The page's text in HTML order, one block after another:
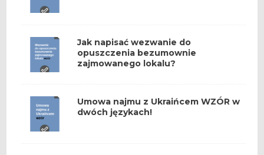
Jak napisać wezwanie do
opuszczenia bezumownie
zajmowanego lokalu?
Umowa najmu z Ukraińcem WZÓR w
dwóch językach!